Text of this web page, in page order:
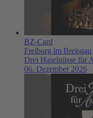
BZ-Card
Freiburg im Breisgau
Drei Haselnüsse für
06. Dezember 2026